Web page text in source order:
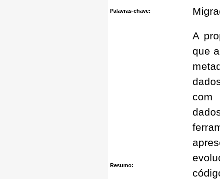
Palavras-chave:
Resumo:
A
que
com